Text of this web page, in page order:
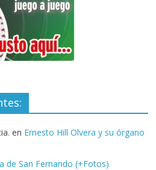
en Ernesto Hill Olvera y su órgano
de San Fernando (+Fotos)